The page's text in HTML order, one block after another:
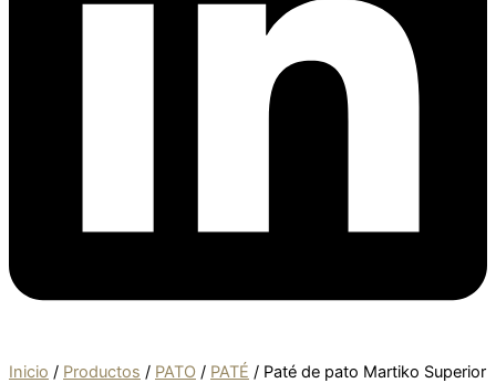
Inicio / Productos / PATO / PATÉ / Paté de pato Martiko Superior